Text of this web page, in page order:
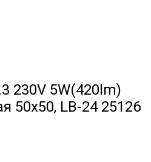
230V 5W(420lm)
50x50, LB-24 25126